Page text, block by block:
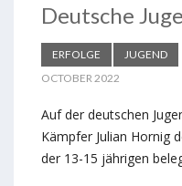
Deutsche
ERFOLGE JUGEND
OCTOBER 2022
Auf der deutschen
Kämpfer Julian Hornig
der 13-15 jährigen